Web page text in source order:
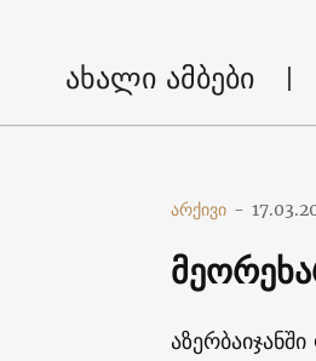
ახალი ამბები
არქივი -